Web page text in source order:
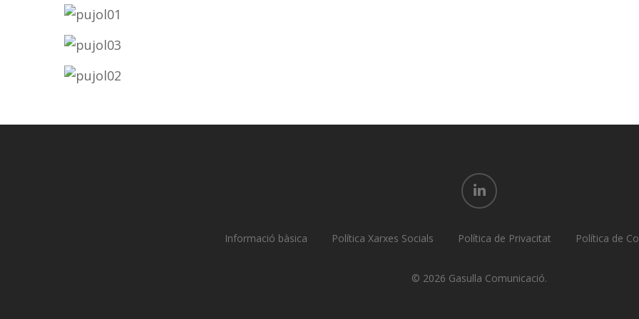
linkedin
Informació bàsica Política Xarxes Socials Política de Privacitat Política de
© 2026 Gasulla Comunicació.